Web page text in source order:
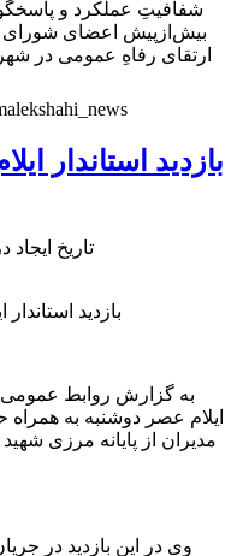
شفافیتِ عملکرد و
بیش‌ازپیش اعضای شورای
ارتقای رفاهِ عمومی در
بازدید استاندار
تاریخ ایجاد در
🔷 بازدید
به گزارش روابط عمومی
ایلام عصر دوشنبه به همراه
مدیران از پایانه مرزی
وی در این بازدید در